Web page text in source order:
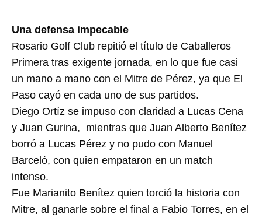
Una defensa impecable
Rosario Golf Club repitió el título de Caballeros
Primera tras exigente jornada, en lo que fue casi
un mano a mano con el Mitre de Pérez, ya que El
Paso cayó en cada uno de sus partidos.
Diego Ortíz se impuso con claridad a Lucas Cena
y Juan Gurina, mientras que Juan Alberto Benítez
borró a Lucas Pérez y no pudo con Manuel
Barceló, con quien empataron en un match
intenso.
Fue Marianito Benítez quien torció la historia con
Mitre, al ganarle sobre el final a Fabio Torres, en el